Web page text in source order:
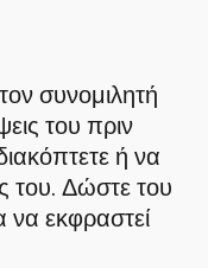
συνομιλητή
του πριν
ή να
του. Δώστε του
να εκφραστεί